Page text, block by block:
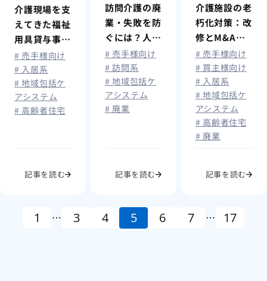
介護現場を支
えてきた福祉
用具貸与事
業、M&Aと
いう次の一手
# 売手様向け
# 入居系
# 地域包括ケ
アシステム
# 高齢者住宅
記事を読む
訪問介護の廃
業・失敗を防
ぐには？人材
不足・報酬減
から事業を守
る方法
# 売手様向け
# 訪問系
# 地域包括ケ
アシステム
# 廃業
記事を読む
介護施設の老
朽化対策：改
修とM&Aの
選択肢を考え
る
# 売手様向け
# 買主様向け
# 入居系
# 地域包括ケ
アシステム
# 高齢者住宅
# 廃業
記事を読む
1 … 3 4 5 6 7 … 17